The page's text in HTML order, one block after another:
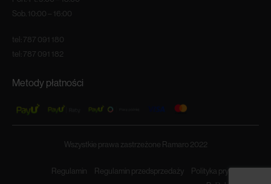
Sob. 10:00 – 16:00
tel: 787 091 180
tel: 787 091 182
Metody płatności
Wszystkie prawa zastrzeżone Ramaro 2022
Regulamin Regulamin przedsprzedaży
Polityka prywatności